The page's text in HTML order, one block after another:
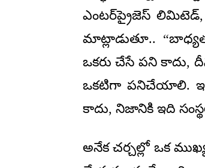
ఎంటర్‌ప్రైజెస్ లిమిటెడ్,
మాట్లాడుతూ..
ఒకరు చేసే పని కాదు,
ఒకటిగా పనిచేయాలి.
కాదు, నిజానికి ఇది
అనేక చర్చల్లో ఒక